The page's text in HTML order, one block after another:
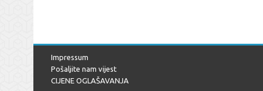
Impressum
Pošaljite nam vijest
CIJENE OGLAŠAVANJA